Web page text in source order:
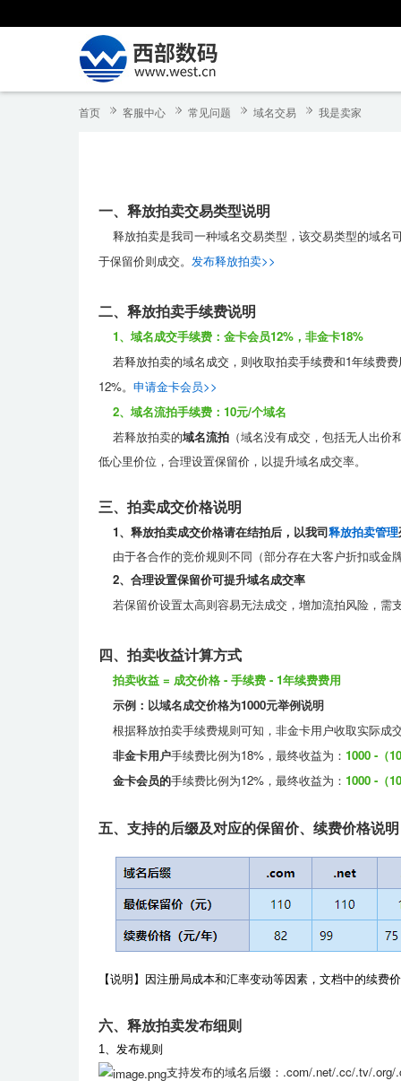
首页 客服中心 常见问题 域名交易 我是卖家
一、释放拍卖交易类型说明
释放拍卖是我司一种域名交易类型 ，该交易类型的域
于保留价则成交。 发布释放拍卖>>
二、释放拍卖手续费说明
1、域名成交手续费：金卡会员12%，非金卡18%
若释放拍卖的域名成交 ，则收取拍卖手续费和1年续费
12%。 申请金卡会员>>
2、域名流拍手续费：10元/个域名
若释放拍卖的域名流拍 （域名没有成交，包括无人出价
低心里价位， 合理设置保留价， 以提升域名成交率。
三、拍卖成交价格说明
1、释放拍卖成交价格请在结拍后，以我司释放拍卖管理
由于各合作的竞价规则不同（部分存在大客户折扣或金
2、合理设置保留价可提升域名成交率
若保留价设置太高则容易无法成交，增加流拍风险，需
四、拍卖收益计算方式
拍卖收益 = 成交价格 - 手续费 - 1年续费费用
示例：以域名成交价格为1000元举例说明
根据释放拍卖手续费规则可知，非金卡用户收取实际成
非金卡用户手续费比例为18%，最终收益为： 1000 -（
金卡会员的手续费比例为12%，最终收益为： 1000 -（
五、支持的后缀及对应的保留价、续费价格说
【说明 】因注册局成本和汇率变动等因素，文档中的续费
六、释放拍卖发布细则
1、发布规则
支持发布的域名后缀：.com/.net/.cc/.tv/